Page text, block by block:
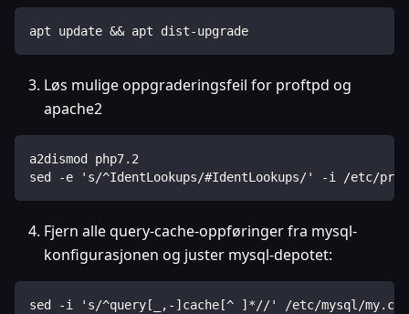
apt update && apt dist-upgrade
Løs mulige oppgraderingsfeil for proftpd og
apache2
a2dismod php7.2
sed -e 's/^IdentLookups/#IdentLookups/' -i /etc/
Fjern alle query-cache-oppføringer fra mysql-
konfigurasjonen og juster mysql-depotet:
sed -i 's/^query[_,-]cache[^ ]*//' /etc/mysql/